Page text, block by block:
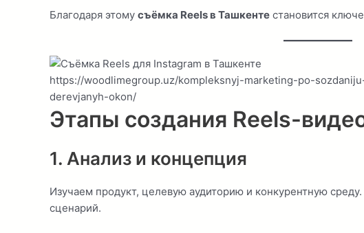
Благодаря этому съёмка Reels в Ташкенте становится
https://woodlimegroup.uz/kompleksnyj-marketing-po-
derevjanyh-okon/
Этапы создания Reels-
1. Анализ и концепция
Изучаем продукт, целевую аудиторию и конкурентную
сценарий.